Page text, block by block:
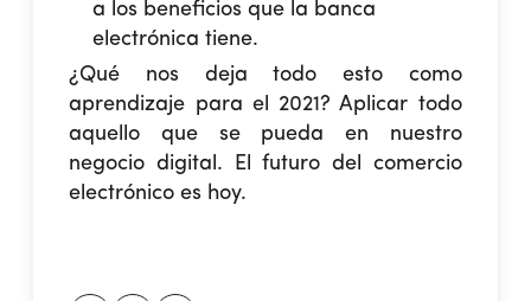
a los beneficios que la banca
electrónica tiene.
¿Qué nos deja todo esto como
aprendizaje para el 2021? Aplicar todo
aquello que se pueda en nuestro
negocio digital. El futuro del comercio
electrónico es hoy.